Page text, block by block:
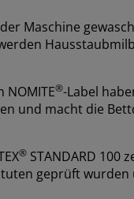
Maschine
®-Label
und macht die
® STANDARD 100
geprüft wurden